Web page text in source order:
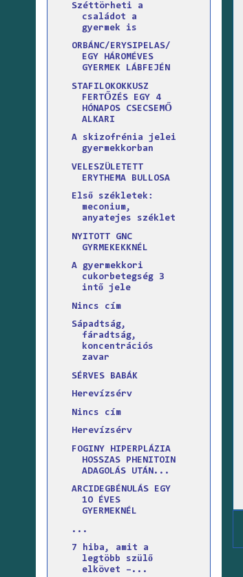
Széttörheti a
családot a
gyermek is
ORBÁNC/ERYSIPELAS/
EGY HÁROMÉVES
GYERMEK LÁBFEJÉN
STAFILOKOKKUSZ
FERTŐZÉS EGY 4
HÓNAPOS CSECSEMŐ
ALKARI
A skizofrénia jelei
gyermekkorban
VELESZÜLETETT
ERYTHEMA BULLOSA
Első székletek:
meconium,
anyatejes széklet
NYITOTT GNC
GYRMEKEKKNÉL
A gyermekkori
cukorbetegség 3
intő jele
Nincs cím
Sápadtság,
fáradtság,
koncentrációs
zavar
SÉRVES BABÁK
Herevízsérv
Nincs cím
Herevízsérv
FOGINY HIPERPLÁZIA
HOSSZAS PHENITOIN
ADAGOLÁS UTÁN...
ARCIDEGBÉNULÁS EGY
1O ÉVES
GYERMEKNÉL
...
7 hiba, amit a
legtöbb szülő
elkövet –...